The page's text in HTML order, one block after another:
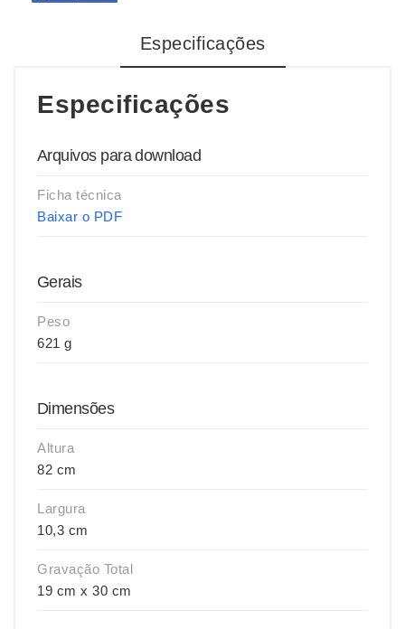
Especificações
Especificações
Arquivos para download
Ficha técnica
Baixar o PDF
Gerais
Peso
621 g
Dimensões
Altura
82 cm
Largura
10,3 cm
Gravação Total
19 cm x 30 cm